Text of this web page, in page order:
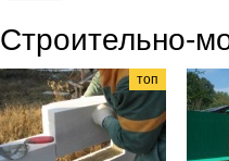
Строительно-
топ